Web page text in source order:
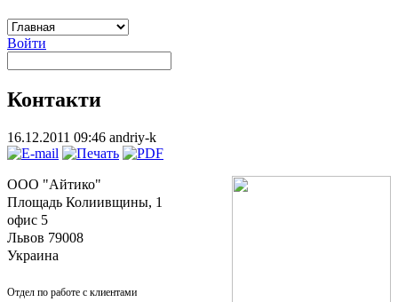
Войти
Контакти
16.12.2011 09:46 andriy-k
ООО "Айтико"
Площадь Колиивщины, 1
офис 5
Львов 79008
Украина
Отдел по работе с клиентами